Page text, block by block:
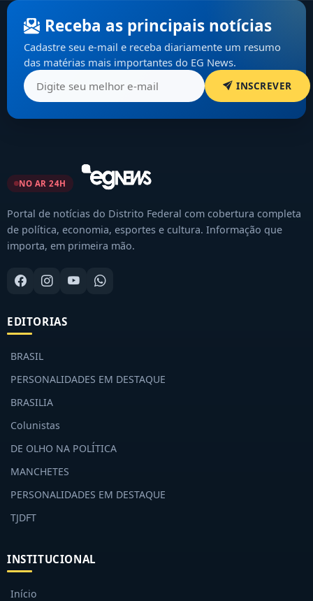
Receba as principais notícias
Cadastre seu e-mail e receba diariamente um resumo
das matérias mais importantes do EG News.
INSCREVER
NO AR 24H
Portal de notícias do Distrito Federal com cobertura completa
de política, economia, esportes e cultura. Informação que
importa, em primeira mão.
EDITORIAS
BRASIL
PERSONALIDADES EM DESTAQUE
BRASILIA
Colunistas
DE OLHO NA POLÍTICA
MANCHETES
PERSONALIDADES EM DESTAQUE
TJDFT
INSTITUCIONAL
Início